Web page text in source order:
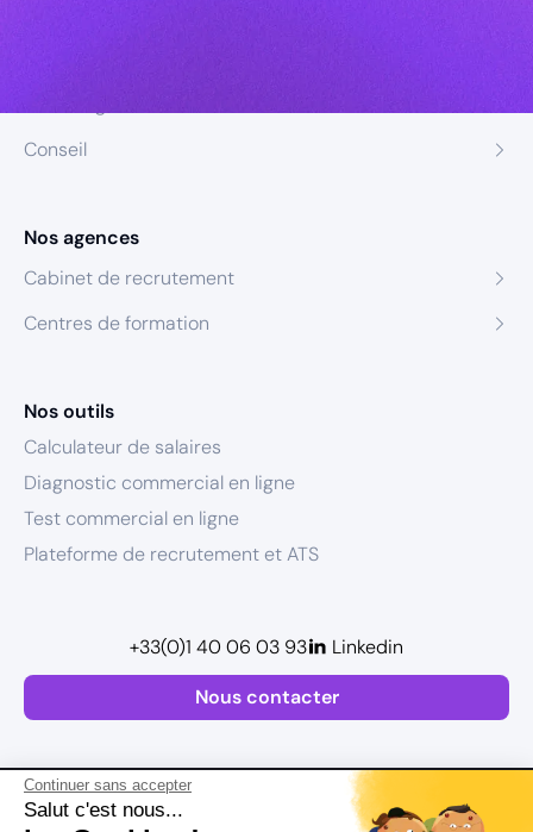
Continuer sans accepter
Salut c'est nous...
Conseil
Nos agences
Cabinet de recrutement
Centres de formation
Nos outils
Calculateur de salaires
Diagnostic commercial en ligne
Test commercial en ligne
Plateforme de recrutement et ATS
Nous contacter
+33(0)1 40 06 03 93 Linkedin